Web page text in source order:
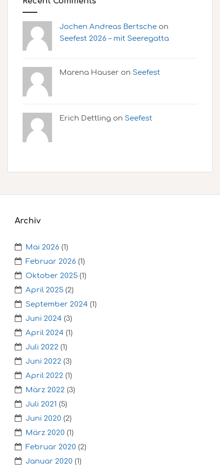
Jochen Andreas Bertsche on
Seefest 2026 – mit Seeregatta
Marena Hauser on Seefest
Erich Dettling on Seefest
Archiv
Mai 2026 (1)
Februar 2026 (1)
Oktober 2025 (1)
April 2025 (2)
September 2024 (1)
Juni 2024 (3)
April 2024 (1)
Juli 2022 (1)
Juni 2022 (3)
April 2022 (1)
März 2022 (3)
Juli 2021 (5)
Juni 2020 (2)
März 2020 (1)
Februar 2020 (2)
Januar 2020 (1)